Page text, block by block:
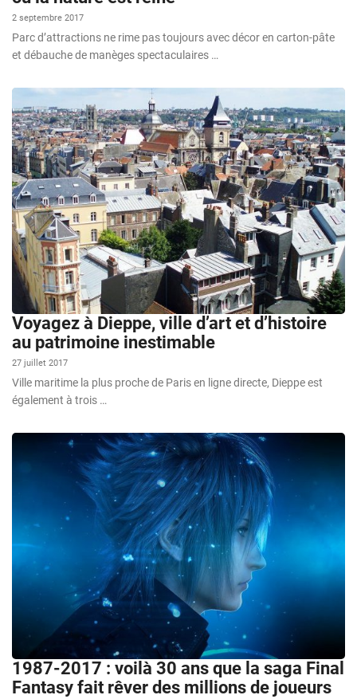
2 septembre 2017
Parc d’attractions ne rime pas toujours avec décor en carton-pâte
et débauche de manèges spectaculaires …
Voyagez à Dieppe, ville d’art et d’histoire
au patrimoine inestimable
27 juillet 2017
Ville maritime la plus proche de Paris en ligne directe, Dieppe est
également à trois …
1987-2017 : voilà 30 ans que la saga Final
Fantasy fait rêver des millions de joueurs